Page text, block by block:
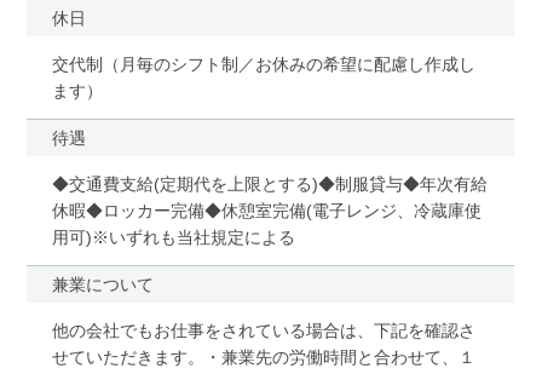
休日
交代制（月毎のシフト制／お休みの希望に配慮し作成し
ます）
待遇
◆交通費支給(定期代を上限とする)◆制服貸与◆年次有給
休暇◆ロッカー完備◆休憩室完備(電子レンジ、冷蔵庫使
用可)※いずれも当社規定による
兼業について
他の会社でもお仕事をされている場合は、下記を確認さ
せていただきます。・兼業先の労働時間と合わせて、１